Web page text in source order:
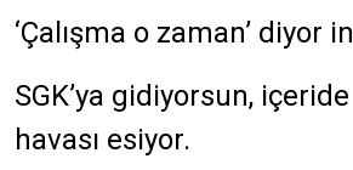
‘Çalışma o zaman’ diyor
SGK’ya gidiyorsun,
havası esiyor.